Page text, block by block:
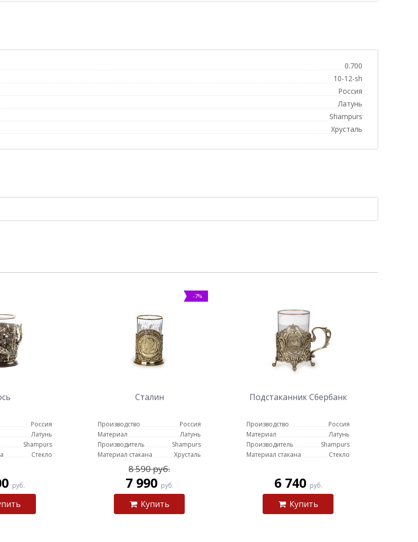
0.700
10-12-sh
Россия
Латунь
Shampurs
Хрусталь
Россия
Латунь
Shampurs
Стекло
руб.
-7%
Сталин
Производство
Россия
Материал
Латунь
Производитель
Shampurs
Материал стакана
Хрусталь
8 590 руб.
7 990 руб.
Купить
Подстаканник Сбербанк
Производство
Россия
Материал
Латунь
Производитель
Shampurs
Материал стакана
Стекло
6 740 руб.
Купить